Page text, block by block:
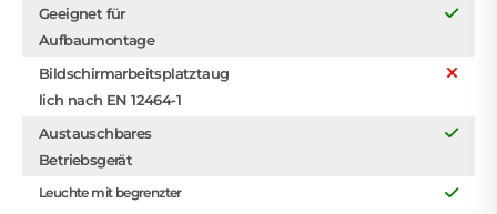
Geeignet für
Aufbaumontage
Bildschirmarbeitsplatztaug
lich nach EN 12464-1
Austauschbares
Betriebsgerät
Leuchte mit begrenzter